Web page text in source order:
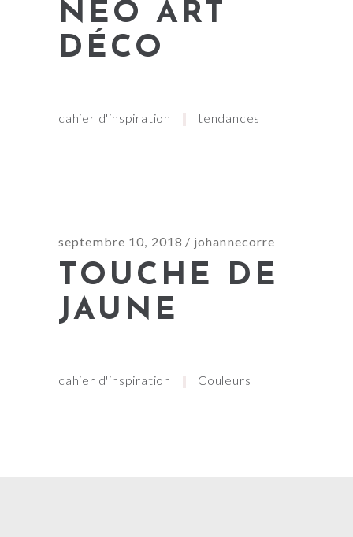
NÉO ART
DÉCO
cahier d'inspiration tendances
septembre 10, 2018 johannecorre
TOUCHE DE
JAUNE
cahier d'inspiration Couleurs